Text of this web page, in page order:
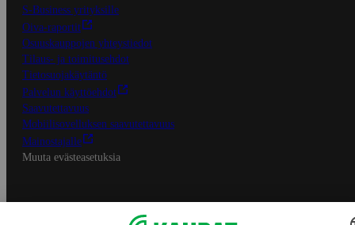
S-Business yrityksille
Oiva-raportit
Osuuskauppojen yhteystiedot
Tilaus- ja toimitusehdot
Tietosuojakäytäntö
Palvelun käyttöehdot
Saavutettavuus
Mobiilisovelluksen saavutettavuus
Mainostajalle
Muuta evästeasetuksia
S-ryhmän palvelut